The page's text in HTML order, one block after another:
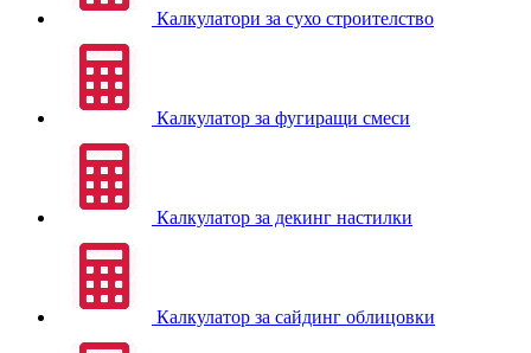
Калкулатори за сухо строителство
Калкулатор за фугиращи смеси
Калкулатор за декинг настилки
Калкулатор за сайдинг облицовки